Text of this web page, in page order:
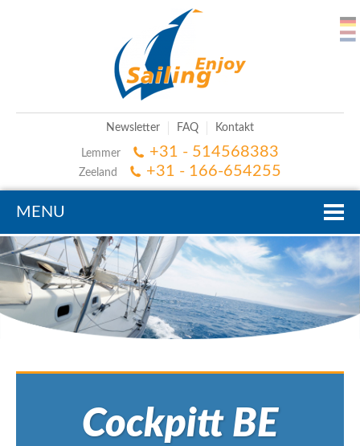
Newsletter FAQ Kontakt
Lemmer +31 - 514568383
Zeeland +31 - 166-654255
MENU
Cockpitt BE